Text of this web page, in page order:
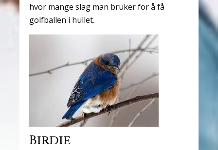
hvor mange slag man bruker for å få
golfballen i hullet.
Birdie